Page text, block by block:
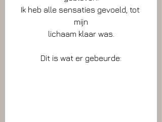
Ik heb alle sensaties gevoeld, tot
mijn
lichaam klaar was.
Dit is wat er gebeurde: